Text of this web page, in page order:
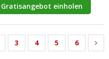
Gratisangebot einholen
3 4 5 6